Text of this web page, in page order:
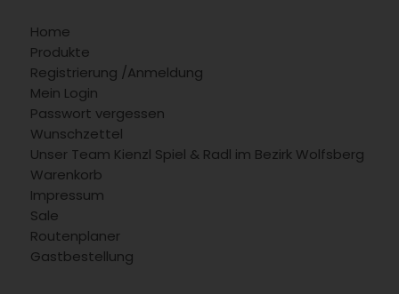
Home
Produkte
Registrierung /Anmeldung
Mein Login
Passwort vergessen
Wunschzettel
Unser Team Kienzl Spiel & Radl im Bezirk Wolfsberg
Warenkorb
Impressum
Sale
Routenplaner
Gastbestellung